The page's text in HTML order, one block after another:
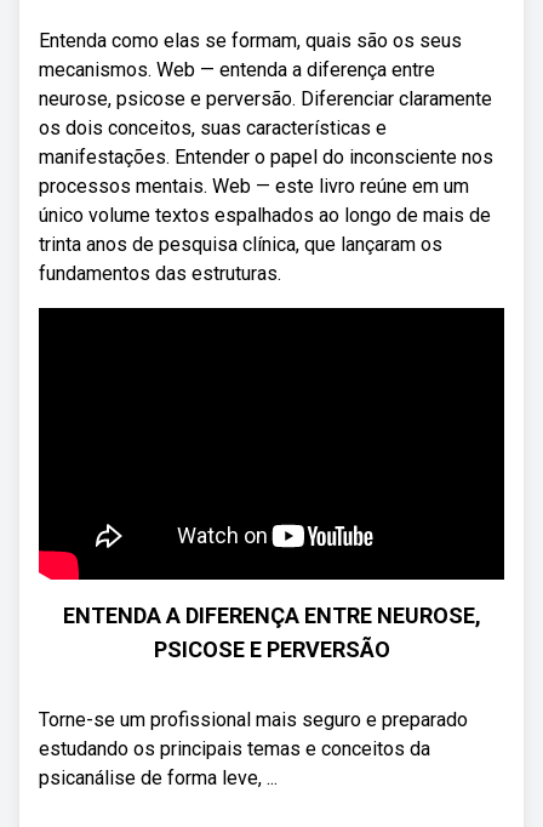
Entenda como elas se formam, quais são os seus
mecanismos. Web — entenda a diferença entre
neurose, psicose e perversão. Diferenciar claramente
os dois conceitos, suas características e
manifestações. Entender o papel do inconsciente nos
processos mentais. Web — este livro reúne em um
único volume textos espalhados ao longo de mais de
trinta anos de pesquisa clínica, que lançaram os
fundamentos das estruturas.
ENTENDA A DIFERENÇA ENTRE NEUROSE,
PSICOSE E PERVERSÃO
Torne-se um profissional mais seguro e preparado
estudando os principais temas e conceitos da
psicanálise de forma leve, ...